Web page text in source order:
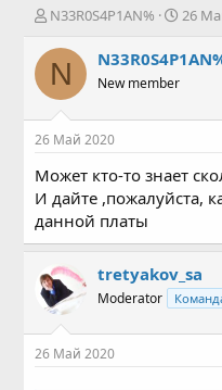
А
т
о
р
е
м
ы
N33R0S4P1AN%
Д
т
л
26
N New member
26 Май 2020
Может кто-то знает
И дайте ,пожалуйста,
данной платы
tretyakov_sa
Moderator
26 Май 2020